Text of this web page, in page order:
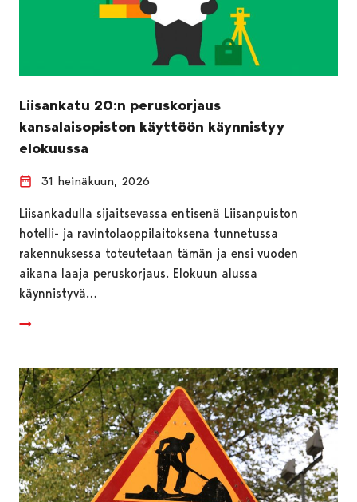
Liisankatu 20:n peruskorjaus
kansalaisopiston käyttöön käynnistyy
elokuussa
31 heinäkuun, 2026
Liisankadulla sijaitsevassa entisenä Liisanpuiston
hotelli- ja ravintolaoppilaitoksena tunnetussa
rakennuksessa toteutetaan tämän ja ensi vuoden
aikana laaja peruskorjaus. Elokuun alussa
käynnistyvä…